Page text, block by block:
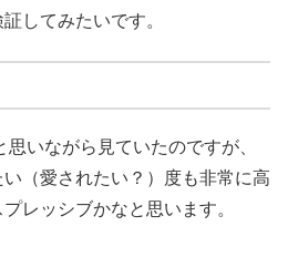
してみたいです。
いながら見ていたのですが、
（愛されたい？）度も非常に高
レッシブかなと思います。